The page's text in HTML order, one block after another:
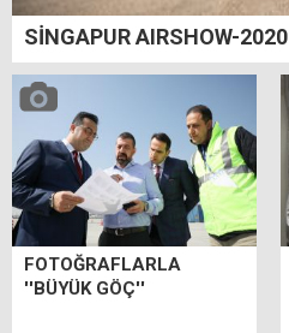
SİNGAPUR AIRSHOW-2020
FOTOĞRAFLARLA
''BÜYÜK GÖÇ''